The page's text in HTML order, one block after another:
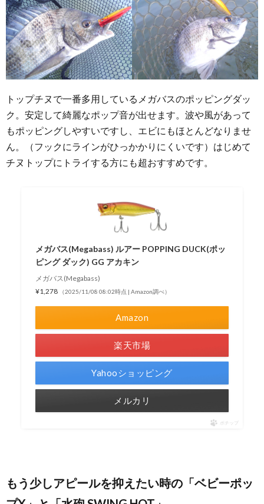
トップチヌで一番多用しているメガバスのポッピングダッ
ク。安定して綺麗なポップ音が出せます。波や風があって
もポッピングしやすいですし、エビにもほとんどなりませ
ん。（フックにラインがひっかかりにくいです）はじめて
チヌトップにトライする方にも超おすすめです。
メガバス(Megabass) ルアー POPPING DUCK(ポッ
ピング ダック) GG アカキン
メガバス(Megabass)
¥1,278
（2025/11/08 08:02時点 | Amazon調べ）
Amazon
楽天市場
Yahooショッピング
メルカリ
ポチップ
もう少しアピールを抑えたい時の「ベビーポッ